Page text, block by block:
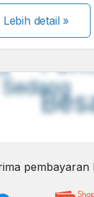
A
Sedang
A
Lebih detail »
pembayaran